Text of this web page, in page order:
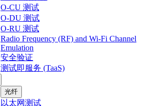
O-CU 测试
O-DU 测试
O-RU 测试
Radio Frequency (RF) and Wi-Fi Channel
Emulation
安全验证
测试即服务 (TaaS)
光纤
以太网测试